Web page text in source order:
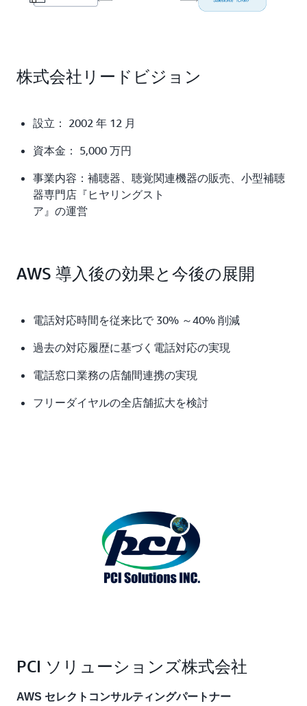
株式会社リードビジョン
設立： 2002 年 12 月
資本金： 5,000 万円
事業内容：補聴器、聴覚関連機器の販売、小型補聴
器専門店『ヒヤリングスト
ア』の運営
AWS 導入後の効果と今後の展開
電話対応時間を従来比で 30% ～40% 削減
過去の対応履歴に基づく電話対応の実現
電話窓口業務の店舗間連携の実現
フリーダイヤルの全店舗拡大を検討
PCI ソリューションズ株式会社
AWS セレクトコンサルティングパートナー